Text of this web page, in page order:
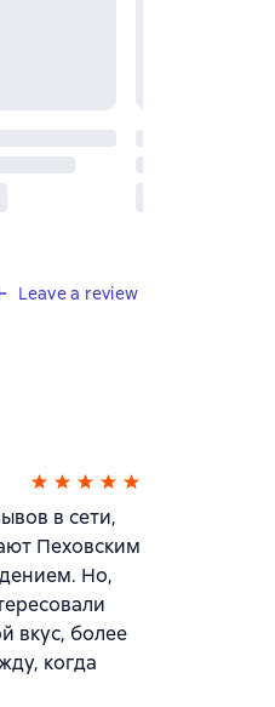
Leave a review
в сети,
Пеховским
Но,
вкус, более
когда